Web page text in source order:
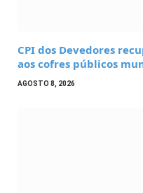
CPI dos Devedores
aos cofres públicos
AGOSTO 8, 2026